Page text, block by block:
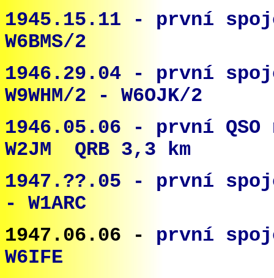
1945.15.11 - první
W6BMS/2
1946.29.04 - první
W9WHM/2 - W6OJK/2
1946.05.06 - první QSO
W2JM QRB 3,3 km
1947.??.05 - první
- W1ARC
1947.06.06 - první
W6IFE